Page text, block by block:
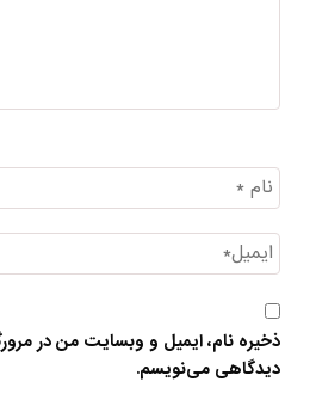
ذخیره نام، ایمیل و وبسایت من در
دیدگاهی می‌نویسم.